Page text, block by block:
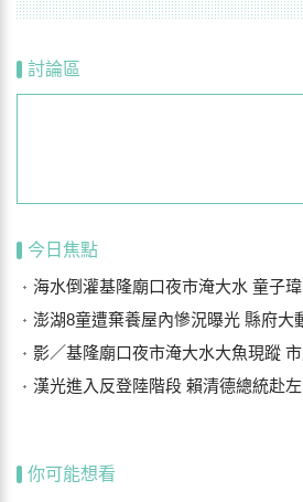
討論區
今日焦點
海水倒灌基隆廟口夜市淹大水 童子瑋：強
澎湖8童遭棄養屋內慘況曝光 縣府大
影／基隆廟口夜市淹大水大魚現蹤 市府曝
漢光進入反登陸階段 賴清德總統赴
你可能想看